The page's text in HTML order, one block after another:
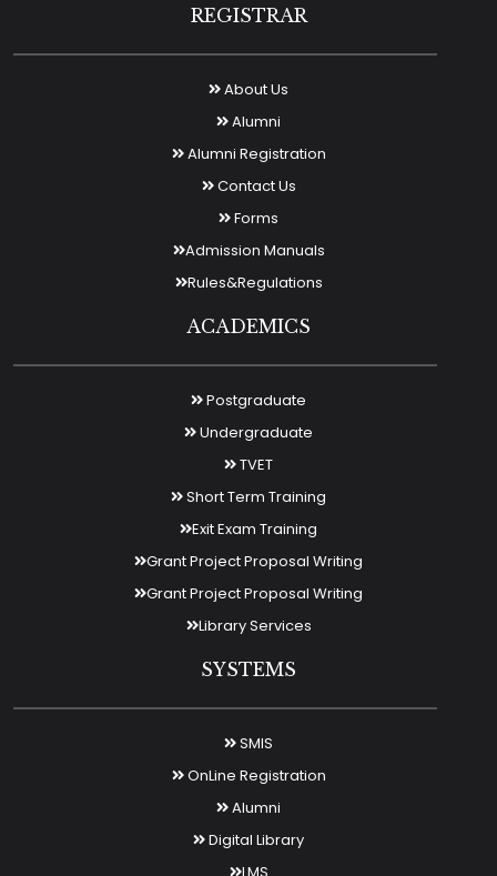
REGISTRAR
About Us
Alumni
Alumni Registration
Contact Us
Forms
Admission Manuals
Rules&Regulations
ACADEMICS
Postgraduate
Undergraduate
TVET
Short Term Training
Exit Exam Training
Grant Project Proposal Writing
Grant Project Proposal Writing
Library Services
SYSTEMS
SMIS
OnLine Registration
Alumni
Digital Library